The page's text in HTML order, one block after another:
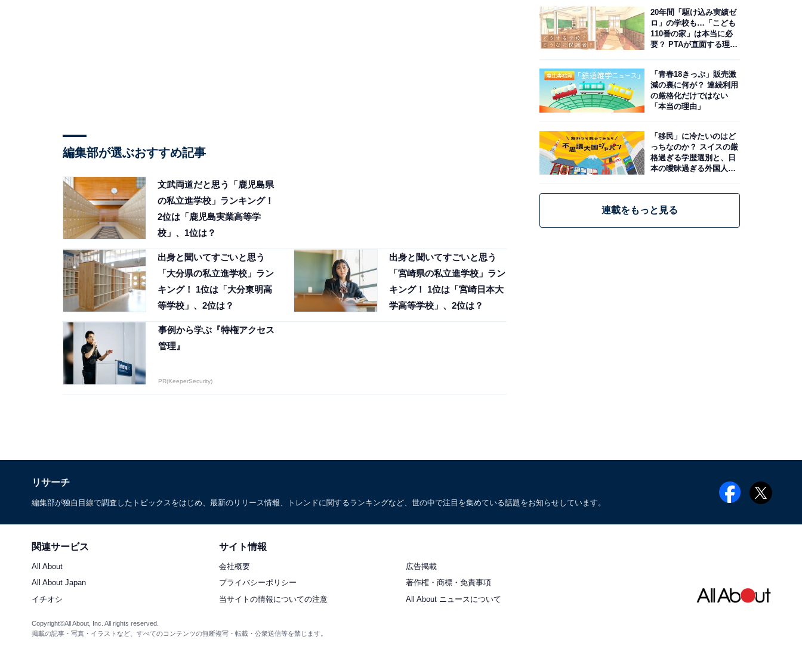
編集部が選ぶおすすめ記事
文武両道だと思う「鹿児島県
の私立進学校」ランキング！
2位は「鹿児島実業高等学
校」、1位は？
出身と聞いてすごいと思う
「大分県の私立進学校」ラン
キング！ 1位は「大分東明高
等学校」、2位は？
出身と聞いてすごいと思う
「宮崎県の私立進学校」ラン
キング！ 1位は「宮崎日本大
学高等学校」、2位は？
事例から学ぶ『特権アクセス
管理』
PR(KeeperSecurity)
20年間「駆け込み実績ゼ
ロ」の学校も…「こども
110番の家」は本当に必
要？ PTAが直面する理想
「青春18きっぷ」販売激
減の裏に何が？ 連続利用
の厳格化だけではない
「本当の理由」
「移民」に冷たいのはど
っちなのか？ スイスの厳
格過ぎる学歴選別と、日
本の曖昧過ぎる外国人政
連載をもっと見る
リサーチ
編集部が独自目線で調査したトピックスをはじめ、最新のリリース情報、トレンドに関するランキングなど、世の中で注目を集めている話題をお知らせしています。
関連サービス
All About
All About Japan
イチオシ
サイト情報
会社概要
広告掲載
プライバシーポリシー
著作権・商標・免責事項
当サイトの情報についての注意
All About ニュースについて
Copyright©All About, Inc. All rights reserved.
掲載の記事・写真・イラストなど、すべてのコンテンツの無断複写・転載・公衆送信等を禁じます。